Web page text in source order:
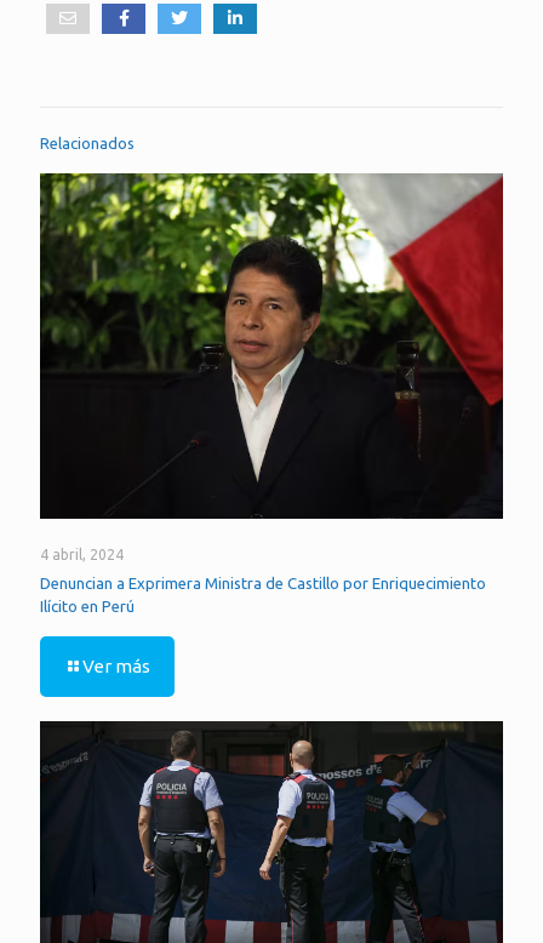
Relacionados
4 abril, 2024
Denuncian a Exprimera Ministra de Castillo por Enriquecimiento
Ilícito en Perú
Ver más